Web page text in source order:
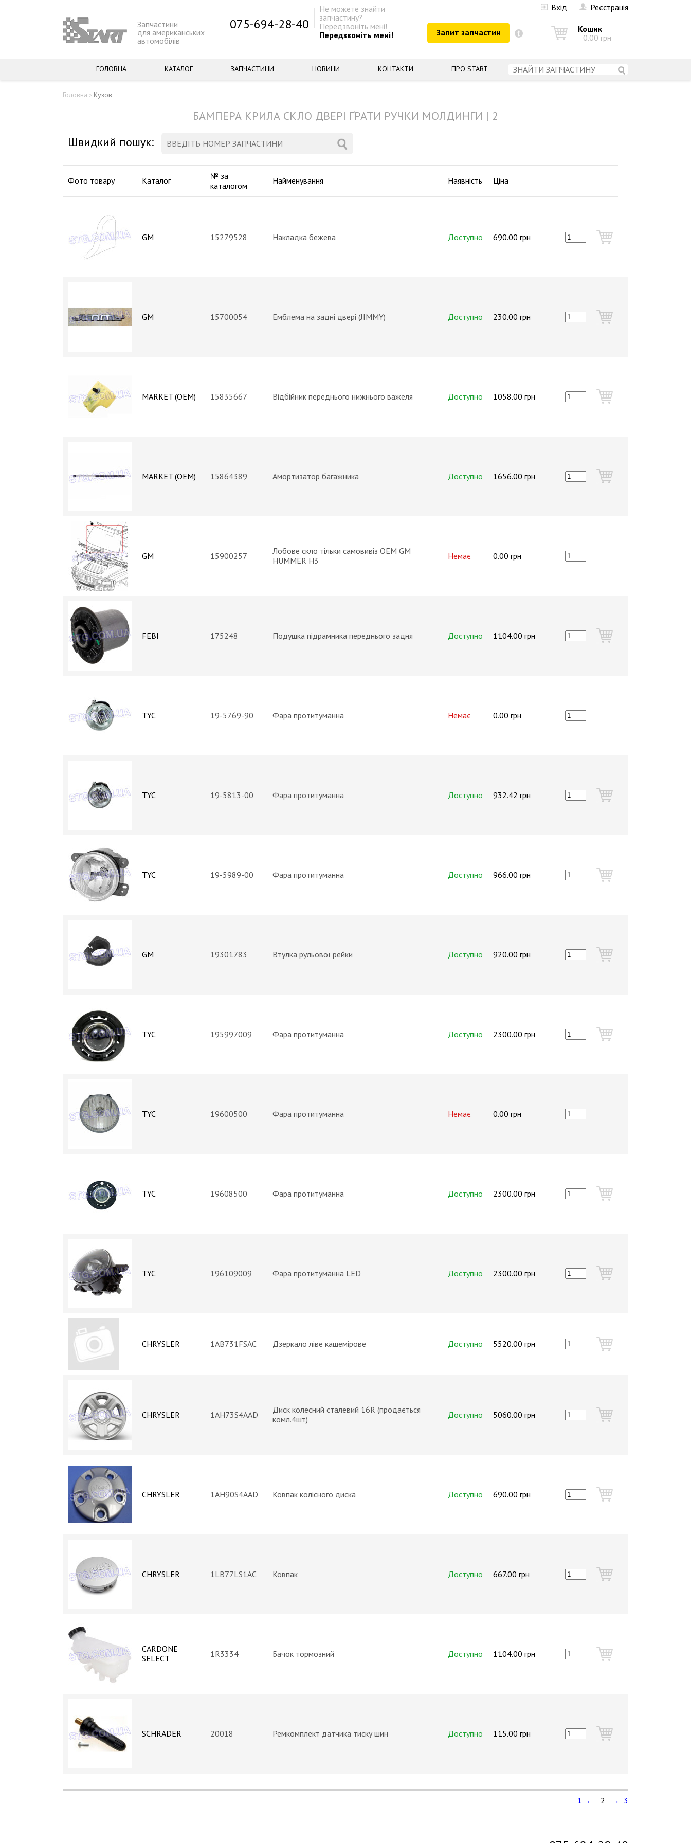
Вхід
Реєстрація
Запчастини
для американських
автомобілів
075-694-28-40
Не можете знайти
запчастину?
Передзвоніть мені!
Передзвоніть мені!
Запит запчастин
Кошик
0.00 грн
ГОЛОВНА КАТАЛОГ ЗАПЧАСТИНИ НОВИНИ КОНТАКТИ ПРО START
Головна > Кузов
БАМПЕРА КРИЛА СКЛО ДВЕРІ ҐРАТИ РУЧКИ МОЛДИНГИ | 2
Швидкий пошук:
Фото товару Каталог
№ за
каталогом
Найменування Наявність Ціна
GM 15279528 Накладка бежева Доступно 690.00 грн
GM 15700054 Емблема на задні двері (JIMMY) Доступно 230.00 грн
MARKET (OEM) 15835667 Відбійник переднього нижнього важеля Доступно 1058.00 грн
MARKET (OEM) 15864389 Амортизатор багажника Доступно 1656.00 грн
GM 15900257
Лобове скло тільки самовивіз OEM GM
HUMMER H3
Немає 0.00 грн
FEBI 175248 Подушка підрамника переднього задня Доступно 1104.00 грн
TYC 19-5769-90 Фара протитуманна Немає 0.00 грн
TYC 19-5813-00 Фара протитуманна Доступно 932.42 грн
TYC 19-5989-00 Фара протитуманна Доступно 966.00 грн
GM 19301783 Втулка рульової рейки Доступно 920.00 грн
TYC 195997009 Фара протитуманна Доступно 2300.00 грн
TYC 19600500 Фара протитуманна Немає 0.00 грн
TYC 19608500 Фара протитуманна Доступно 2300.00 грн
TYC 196109009 Фара протитуманна LED Доступно 2300.00 грн
CHRYSLER 1AB731FSAC Дзеркало ліве кашемірове Доступно 5520.00 грн
CHRYSLER 1AH73S4AAD
Диск колесний сталевий 16R (продається
комл.4шт)
Доступно 5060.00 грн
CHRYSLER 1AH90S4AAD Ковпак колісного диска Доступно 690.00 грн
CHRYSLER 1LB77LS1AC Ковпак Доступно 667.00 грн
CARDONE
SELECT
1R3334 Бачок тормозний Доступно 1104.00 грн
SCHRADER 20018 Ремкомплект датчика тиску шин Доступно 115.00 грн
1 ← 2 → 3